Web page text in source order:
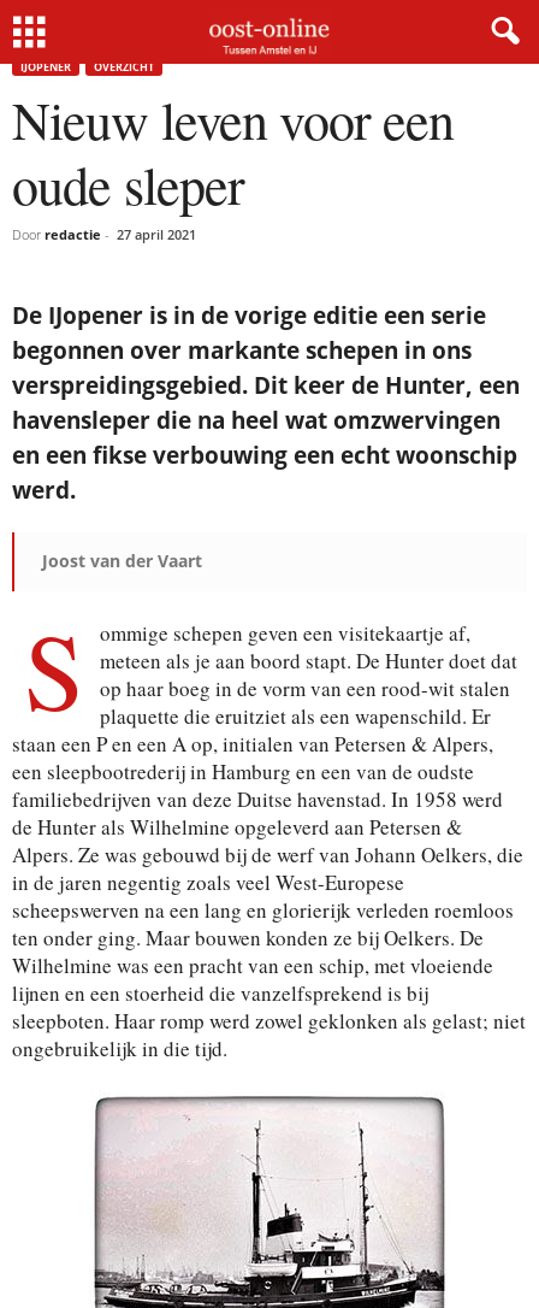
Home Nieuw leven voor een oude sleper
IJOPENER OVERZICHT
Nieuw leven voor een
oude sleper
Door redactie - 27 april 2021
De IJopener is in de vorige editie een serie
begonnen over markante schepen in ons
verspreidingsgebied. Dit keer de Hunter, een
havensleper die na heel wat omzwervingen
en een fikse verbouwing een echt woonschip
werd.
Joost van der Vaart
S
ommige schepen geven een visitekaartje af,
meteen als je aan boord stapt. De Hunter doet dat
op haar boeg in de vorm van een rood-wit stalen
plaquette die eruitziet als een wapenschild. Er
staan een P en een A op, initialen van Petersen & Alpers,
een sleepbootrederij in Hamburg en een van de oudste
familiebedrijven van deze Duitse havenstad. In 1958 werd
de Hunter als Wilhelmine opgeleverd aan Petersen &
Alpers. Ze was gebouwd bij de werf van Johann Oelkers, die
in de jaren negentig zoals veel West-Europese
scheepswerven na een lang en glorierijk verleden roemloos
ten onder ging. Maar bouwen konden ze bij Oelkers. De
Wilhelmine was een pracht van een schip, met vloeiende
lijnen en een stoerheid die vanzelfsprekend is bij
sleepboten. Haar romp werd zowel geklonken als gelast; niet
ongebruikelijk in die tijd.